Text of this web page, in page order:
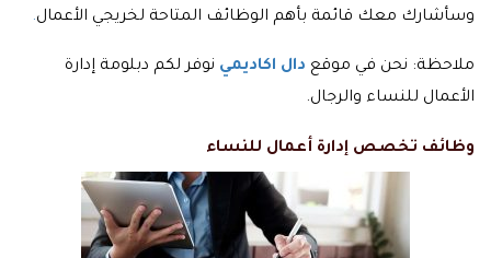
وسأشارك معك قائمة بأهم الوظائف المتاحة لخريجي الأعمال.
ملاحظة: نحن في موقع دال اكاديمي نوفر لكم دبلومة إدارة
الأعمال للنساء والرجال.
وظائف تخصص إدارة أعمال للنساء